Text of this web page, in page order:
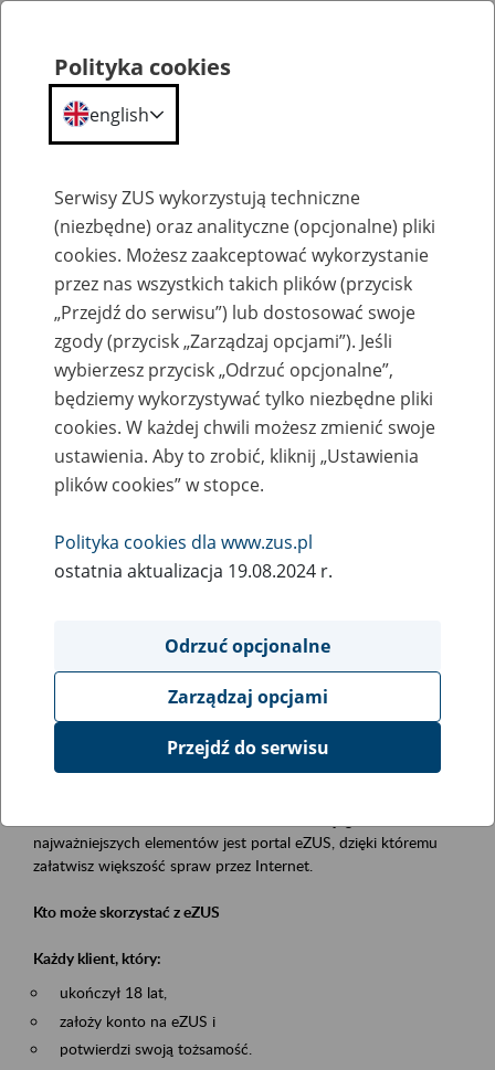
Szkolenia
Zaproś ZUS do siebie - zakładanie profili
eZUS w siedzibie Twojej firmy
Rodzaj wydarzenia
Szkolenia
obsługa klientów
Event description
Platforma Usług Elektronicznych eZUS
najważniejszych elementów jest portal eZUS, dzięki któremu
załatwisz większość spraw przez Internet.
Kto może skorzystać z eZUS
Każdy klient, który:
ukończył 18 lat,
założy konto na eZUS i
potwierdzi swoją tożsamość.
Polityka cookies
english
Serwisy ZUS wykorzystują techniczne
(niezbędne) oraz analityczne (opcjonalne) pliki
cookies. Możesz zaakceptować wykorzystanie
przez nas wszystkich takich plików (przycisk
„Przejdź do serwisu”) lub dostosować swoje
zgody (przycisk „Zarządzaj opcjami”). Jeśli
wybierzesz przycisk „Odrzuć opcjonalne”,
będziemy wykorzystywać tylko niezbędne pliki
cookies. W każdej chwili możesz zmienić swoje
ustawienia. Aby to zrobić, kliknij „Ustawienia
plików cookies” w stopce.
Polityka cookies dla www.zus.pl
ostatnia aktualizacja 19.08.2024 r.
Odrzuć opcjonalne
Zarządzaj opcjami
Przejdź do serwisu